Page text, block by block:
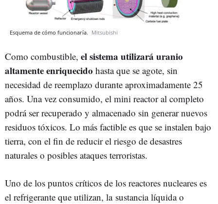
Esquema de cómo funcionaría. Mitsubishi
Como combustible, el sistema utilizará uranio
altamente enriquecido hasta que se agote, sin
necesidad de reemplazo durante aproximadamente 25
años. Una vez consumido, el mini reactor al completo
podrá ser recuperado y almacenado sin generar nuevos
residuos tóxicos. Lo más factible es que se instalen bajo
tierra, con el fin de reducir el riesgo de desastres
naturales o posibles ataques terroristas.
Uno de los puntos críticos de los reactores nucleares es
el refrigerante que utilizan, lasustancia líquida o